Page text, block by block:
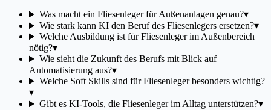
Was macht ein Fliesenleger für Außenanlagen genau?▾
Wie stark kann KI den Beruf des Fliesenlegers ersetzen?▾
Welche Ausbildung ist für Fliesenleger im Außenbereich
nötig?▾
Wie sieht die Zukunft des Berufs mit Blick auf
Automatisierung aus?▾
Welche Soft Skills sind für Fliesenleger besonders wichtig?
▾
Gibt es KI-Tools, die Fliesenleger im Alltag unterstützen?▾